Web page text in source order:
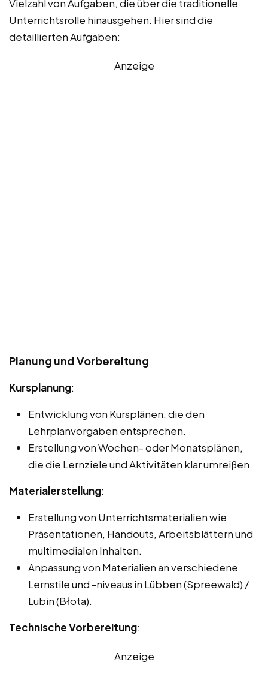
Vielzahl von Aufgaben, die über die traditionelle
Unterrichtsrolle hinausgehen. Hier sind die
detaillierten Aufgaben:
Anzeige
Planung und Vorbereitung
Kursplanung:
Entwicklung von Kursplänen, die den
Lehrplanvorgaben entsprechen.
Erstellung von Wochen- oder Monatsplänen,
die die Lernziele und Aktivitäten klar umreißen.
Materialerstellung:
Erstellung von Unterrichtsmaterialien wie
Präsentationen, Handouts, Arbeitsblättern und
multimedialen Inhalten.
Anpassung von Materialien an verschiedene
Lernstile und -niveaus in Lübben (Spreewald) /
Lubin (Błota).
Technische Vorbereitung:
Anzeige